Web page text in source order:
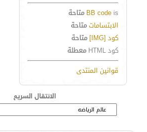
BB code is
متاحة
الابتساماتمتاحة
كود [IMG]
متاحة
كود HTML
معطلة
قوانين المنتدى
الانتقال السريع